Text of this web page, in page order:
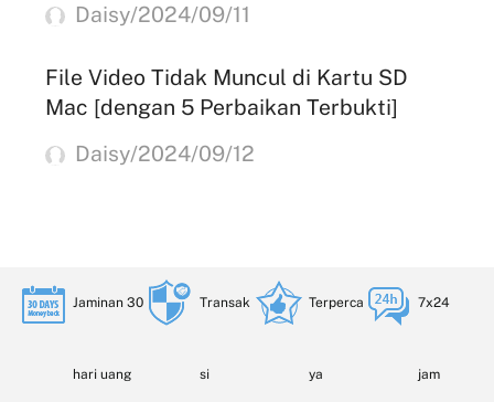
Daisy/2024/09/11
File Video Tidak Muncul di Kartu SD
Mac [dengan 5 Perbaikan Terbukti]
Daisy/2024/09/12
Jaminan 30
hari uang
Transak
si
Terperca
ya
7x24
jam